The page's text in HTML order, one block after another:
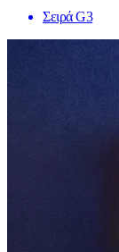
Σειρά G3